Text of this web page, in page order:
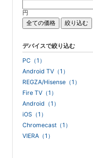
円
デバイスで絞り込む
PC（1）
Android TV（1）
REGZA/Hisense（1）
Fire TV（1）
Android（1）
iOS（1）
Chromecast（1）
VIERA（1）